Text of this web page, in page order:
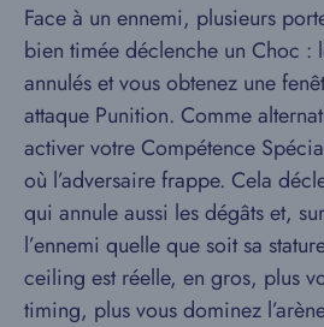
Face à un ennemi, plusieurs
bien timée déclenche un Choc :
annulés et vous obtenez une
attaque Punition. Comme
activer votre Compétence
où l’adversaire frappe. Cela
qui annule aussi les dégâts et,
l’ennemi quelle que soit sa
ceiling est réelle, en gros, plus
timing, plus vous dominez